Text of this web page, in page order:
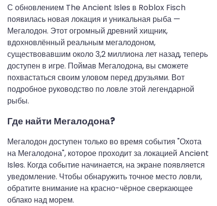
С обновлением The Ancient Isles в Roblox Fisch
появилась новая локация и уникальная рыба —
Мегалодон. Этот огромный древний хищник,
вдохновлённый реальным мегалодоном,
существовавшим около 3,2 миллиона лет назад, теперь
доступен в игре. Поймав Мегалодона, вы сможете
похвастаться своим уловом перед друзьями. Вот
подробное руководство по ловле этой легендарной
рыбы.
Где найти Мегалодона?
Мегалодон доступен только во время события "Охота
на Мегалодона", которое проходит за локацией Ancient
Isles. Когда событие начинается, на экране появляется
уведомление. Чтобы обнаружить точное место ловли,
обратите внимание на красно-чёрное сверкающее
облако над морем.